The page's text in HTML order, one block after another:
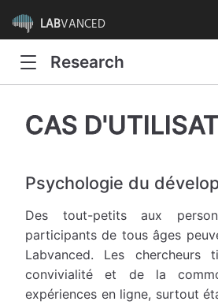
LABVANCED
Research
CAS
Psychologie du
Des tout-petits aux
participants de tous âges
Labvanced. Les
convivialité et de la
expériences en ligne, surtout